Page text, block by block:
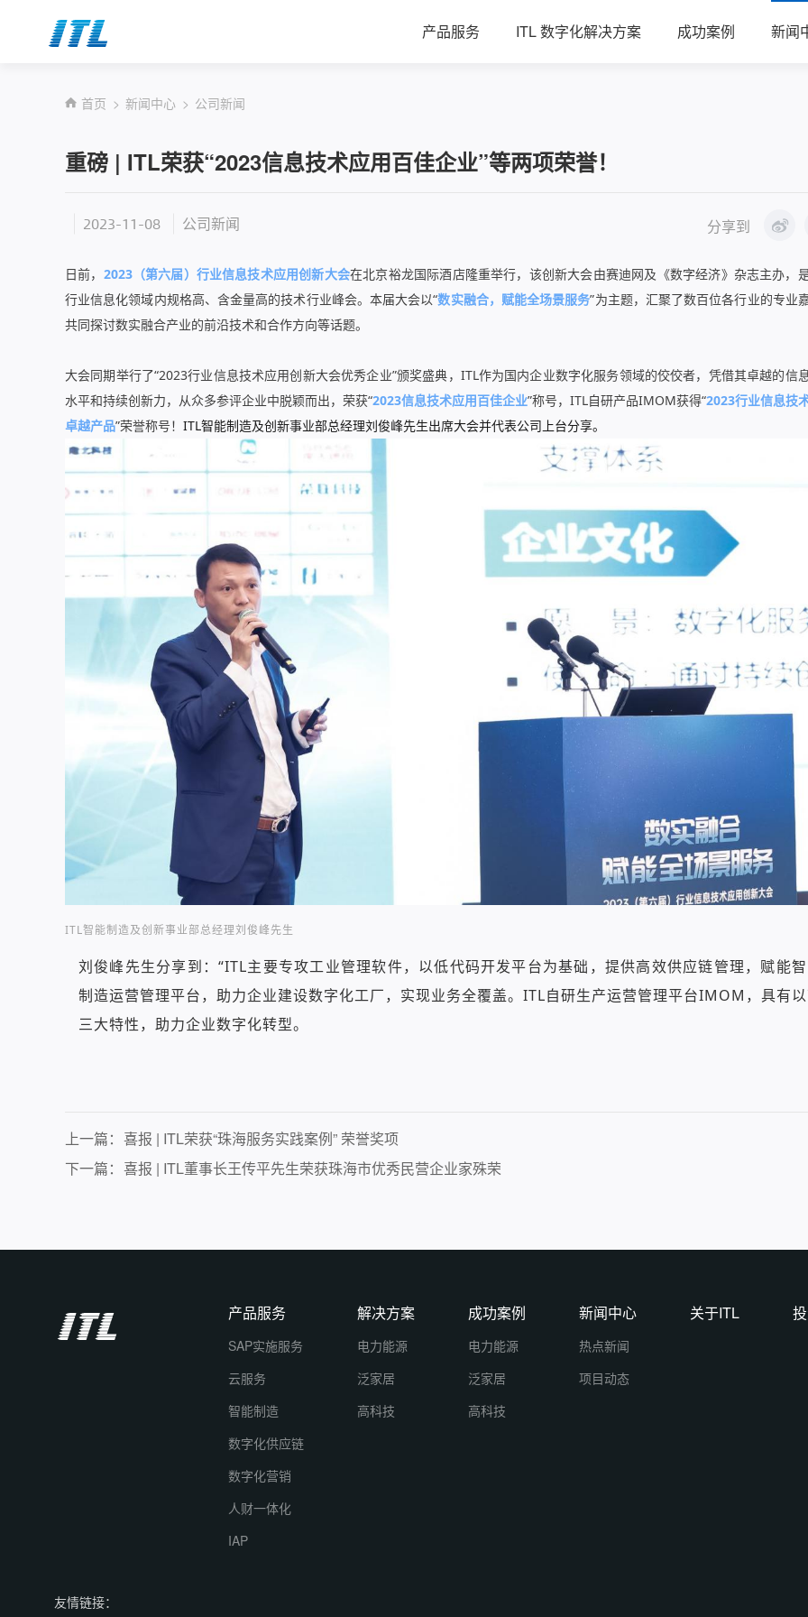
产品服务 ITL 数字化解决方案 成功案例 新闻
首页 新闻中心 公司新闻
重磅 | ITL荣获“2023信息技术应用百佳企业”等两项荣誉！
2023-11-08 公司新闻 分享到
日前， 2023（第六届）行业信息技术应用创新大会在北京裕龙国际酒店隆重举行，该创新大会由赛迪网及《数字经济》杂志主办，
行业信息化领域内规格高、含金量高的技术行业峰会。本届大会以“数实融合，赋能全场景服务”为主题，汇聚了数百位各行业的专业
共同探讨数实融合产业的前沿技术和合作方向等话题。
大会同期举行了“2023行业信息技术应用创新大会优秀企业”颁奖盛典，ITL作为国内企业数字化服务领域的佼佼者，凭借其卓越的信
水平和持续创新力，从众多参评企业中脱颖而出，荣获“2023信息技术应用百佳企业”称号，ITL自研产品IMOM获得“2023行业信息技
卓越产品”荣誉称号！ ITL智能制造及创新事业部总经理刘俊峰先生出席大会并代表公司上台分享。
ITL智能制造及创新事业部总经理刘俊峰先生
刘俊峰先生分享到：“ITL主要专攻工业管理软件，以低代码开发平台为基础，提供高效供应链管理，赋能
制造运营管理平台，助力企业建设数字化工厂，实现业务全覆盖。ITL自研生产运营管理平台IMOM，具有
三大特性，助力企业数字化转型。
上一篇： 喜报 | ITL荣获“珠海服务实践案例” 荣誉奖项
下一篇： 喜报 | ITL董事长王传平先生荣获珠海市优秀民营企业家殊荣
产品服务
SAP实施服务
云服务
智能制造
数字化供应链
数字化营销
人财一体化
IAP
解决方案
电力能源
泛家居
高科技
成功案例
电力能源
泛家居
高科技
新闻中心
热点新闻
项目动态
关于ITL
友情链接：